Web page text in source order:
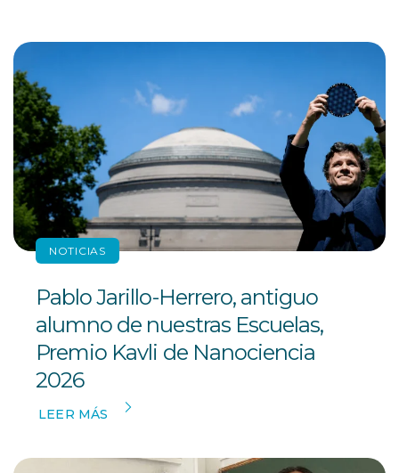
NOTICIAS
Pablo Jarillo-Herrero, antiguo
alumno de nuestras Escuelas,
Premio Kavli de Nanociencia
2026
LEER MÁS